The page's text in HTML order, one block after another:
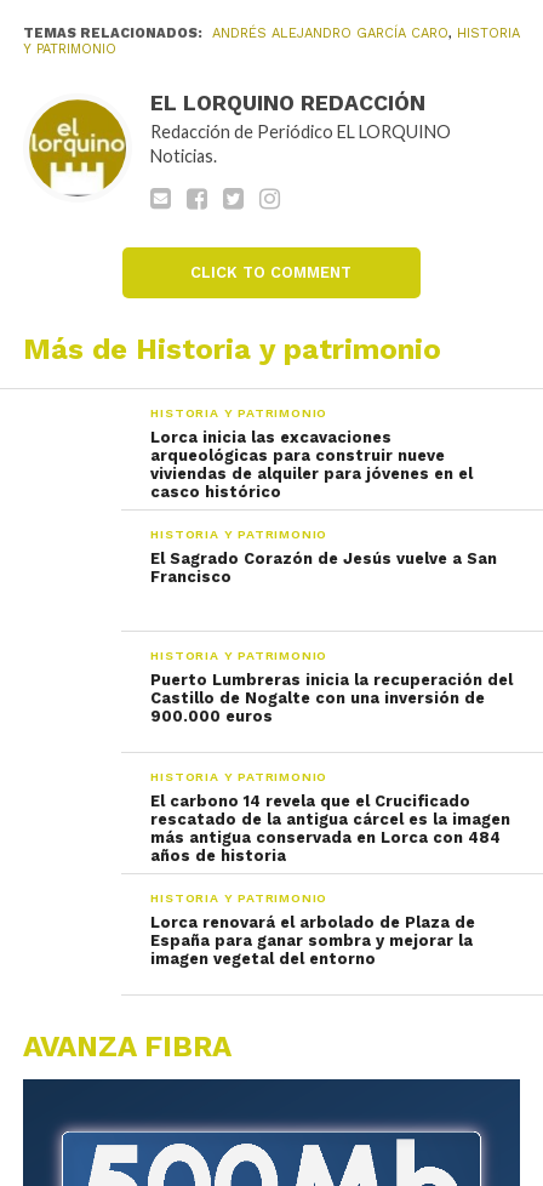
TEMAS RELACIONADOS: ANDRÉS ALEJANDRO GARCÍA CARO, HISTORIA
Y PATRIMONIO
EL LORQUINO REDACCIÓN
Redacción de Periódico EL LORQUINO
Noticias.
CLICK TO COMMENT
Más de Historia y patrimonio
HISTORIA Y PATRIMONIO
Lorca inicia las excavaciones
arqueológicas para construir nueve
viviendas de alquiler para jóvenes en el
casco histórico
HISTORIA Y PATRIMONIO
El Sagrado Corazón de Jesús vuelve a San
Francisco
HISTORIA Y PATRIMONIO
Puerto Lumbreras inicia la recuperación del
Castillo de Nogalte con una inversión de
900.000 euros
HISTORIA Y PATRIMONIO
El carbono 14 revela que el Crucificado
rescatado de la antigua cárcel es la imagen
más antigua conservada en Lorca con 484
años de historia
HISTORIA Y PATRIMONIO
Lorca renovará el arbolado de Plaza de
España para ganar sombra y mejorar la
imagen vegetal del entorno
AVANZA FIBRA